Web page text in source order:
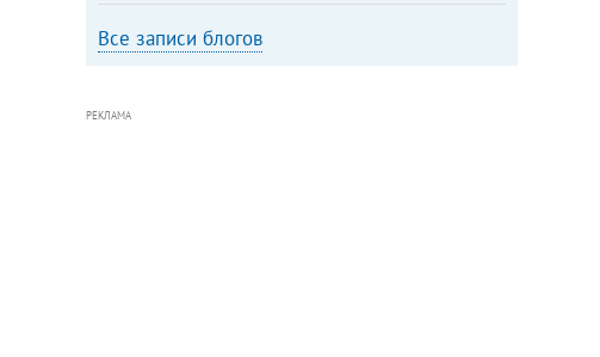
Все записи блогов
РЕКЛАМА